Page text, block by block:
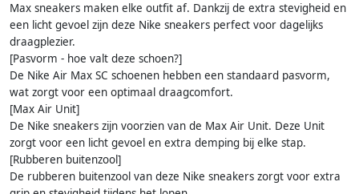
Max sneakers maken elke outfit af. Dankzij de extra stevigheid en
een licht gevoel zijn deze Nike sneakers perfect voor dagelijks
draagplezier.
[Pasvorm - hoe valt deze schoen?]
De Nike Air Max SC schoenen hebben een standaard pasvorm,
wat zorgt voor een optimaal draagcomfort.
[Max Air Unit]
De Nike sneakers zijn voorzien van de Max Air Unit. Deze Unit
zorgt voor een licht gevoel en extra demping bij elke stap.
[Rubberen buitenzool]
De rubberen buitenzool van deze Nike sneakers zorgt voor extra